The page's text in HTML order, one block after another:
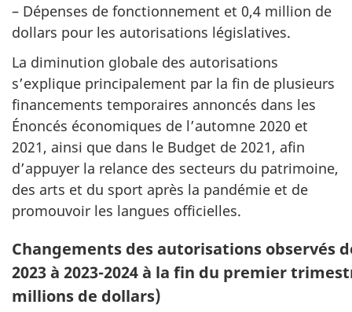
– Dépenses de fonctionnement et 0,4 million de
dollars pour les autorisations législatives.
La diminution globale des autorisations
s’explique principalement par la fin de plusieurs
financements temporaires annoncés dans les
Énoncés économiques de l’automne 2020 et
2021, ainsi que dans le Budget de 2021, afin
d’appuyer la relance des secteurs du patrimoine,
des arts et du sport après la pandémie et de
promouvoir les langues officielles.
Changements des autorisations observés
2023 à 2023-2024 à la fin du premier
millions de dollars)